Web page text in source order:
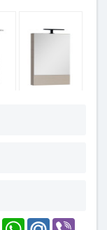
PinterestWhatsAppMail.Ru